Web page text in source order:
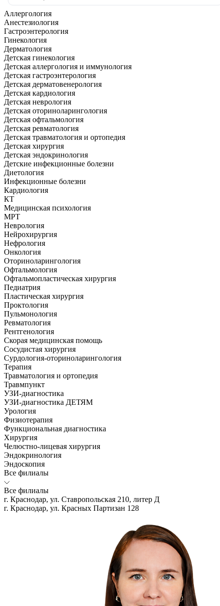
Аллергология
Анестезиология
Гастроэнтерология
Гинекология
Дерматология
Детская гинекология
Детская аллергология и иммунология
Детская гастроэнтерология
Детская дерматовенерология
Детская кардиология
Детская неврология
Детская оториноларингология
Детская офтальмология
Детская ревматология
Детская травматология и ортопедия
Детская хирургия
Детская эндокринология
Детские инфекционные болезни
Диетология
Инфекционные болезни
Кардиология
КТ
Медицинская психология
МРТ
Неврология
Нейрохирургия
Нефрология
Онкология
Оториноларингология
Офтальмология
Офтальмопластическая хирургия
Педиатрия
Пластическая хирургия
Проктология
Пульмонология
Ревматология
Рентгенология
Скорая медицинская помощь
Сосудистая хирургия
Сурдология-оториноларингология
Терапия
Травматология и ортопедия
Травмпункт
УЗИ-диагностика
УЗИ-диагностика ДЕТЯМ
Урология
Физиотерапия
Функциональная диагностика
Хирургия
Челюстно-лицевая хирургия
Эндокринология
Эндоскопия
Все филиалы
Все филиалы
г. Краснодар, ул. Ставропольская 210, литер Д
г. Краснодар, ул. Красных Партизан 128